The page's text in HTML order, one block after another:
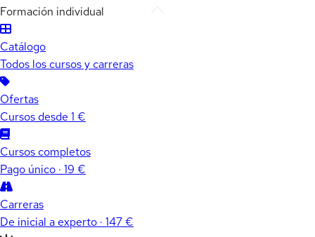
Formación individual
Catálogo
Todos los cursos y carreras
Ofertas
Cursos desde 1 €
Cursos completos
Pago único · 19 €
Carreras
De inicial a experto · 147 €